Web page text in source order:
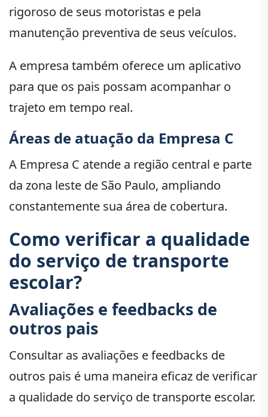
rigoroso de seus motoristas e pela
manutenção preventiva de seus veículos.
A empresa também oferece um aplicativo
para que os pais possam acompanhar o
trajeto em tempo real.
Áreas de atuação da Empresa C
A Empresa C atende a região central e parte
da zona leste de São Paulo, ampliando
constantemente sua área de cobertura.
Como verificar a qualidade
do serviço de transporte
escolar?
Avaliações e feedbacks de
outros pais
Consultar as avaliações e feedbacks de
outros pais é uma maneira eficaz de verificar
a qualidade do serviço de transporte escolar.